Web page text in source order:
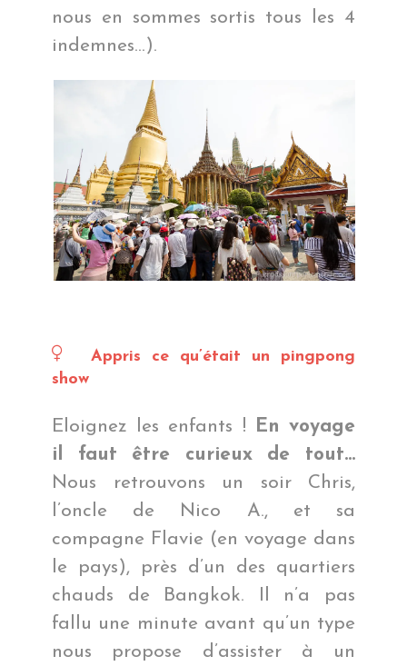
nous en sommes sortis tous les 4
indemnes…).
Appris ce qu’était un pingpong
show
Eloignez les enfants !
En voyage
il faut être curieux de tout…
Nous retrouvons un soir Chris,
l’oncle de Nico A., et sa
compagne Flavie (en voyage dans
le pays), près d’un des quartiers
chauds de Bangkok. Il n’a pas
fallu une minute avant qu’un type
nous propose d’assister à un